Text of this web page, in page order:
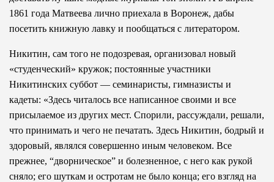
1861 года Матвеева лично приехала в Воронеж, дабы
посетить книжную лавку и пообщаться с литератором.
Никитин, сам того не подозревая, организовал новый
«студенческий» кружок; постоянные участники
Никитинских суббот — семинаристы, гимназисты и
кадеты: «Здесь читалось все написанное своими и все
присылаемое из других мест. Спорили, рассуждали, решали,
что принимать и чего не печатать. Здесь Никитин, бодрый и
здоровый, являлся совершенно иным человеком. Все
прежнее, “дворническое” и болезненное, с него как рукой
сняло; его шуткам и остротам не было конца; его взгляд на